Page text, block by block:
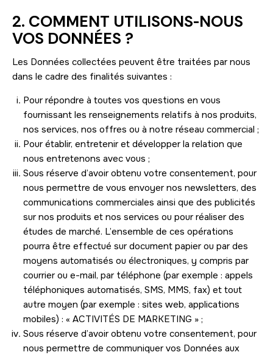
2. COMMENT UTILISONS-NOUS
VOS DONNÉES ?
Les Données collectées peuvent être traitées par nous
dans le cadre des finalités suivantes :
Pour répondre à toutes vos questions en vous
fournissant les renseignements relatifs à nos produits,
nos services, nos offres ou à notre réseau commercial ;
Pour établir, entretenir et développer la relation que
nous entretenons avec vous ;
Sous réserve d’avoir obtenu votre consentement, pour
nous permettre de vous envoyer nos newsletters, des
communications commerciales ainsi que des publicités
sur nos produits et nos services ou pour réaliser des
études de marché. L’ensemble de ces opérations
pourra être effectué sur document papier ou par des
moyens automatisés ou électroniques, y compris par
courrier ou e-mail, par téléphone (par exemple : appels
téléphoniques automatisés, SMS, MMS, fax) et tout
autre moyen (par exemple : sites web, applications
mobiles) : « ACTIVITÉS DE MARKETING » ;
Sous réserve d’avoir obtenu votre consentement, pour
nous permettre de communiquer vos Données aux